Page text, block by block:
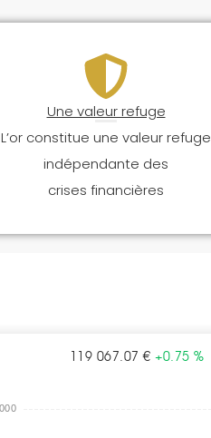
Une valeur refuge
L’or constitue une valeur refuge
indépendante des
crises financières